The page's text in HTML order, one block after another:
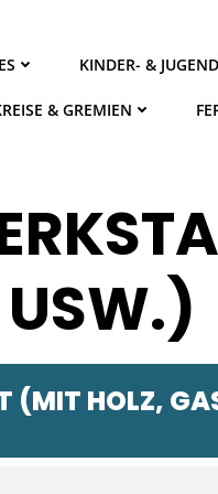
KINDER- &
& GREMIEN
(MIT HOLZ,